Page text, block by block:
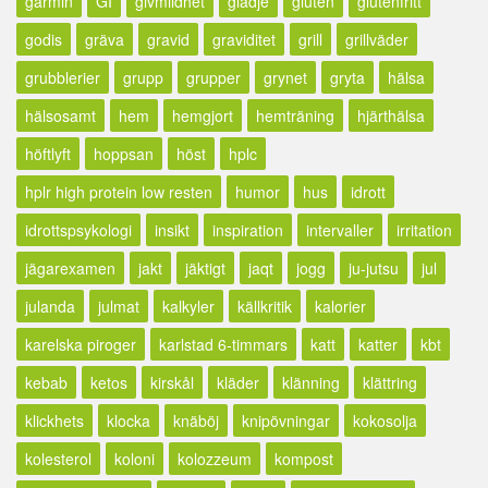
godis
gräva gravid graviditet grill
grillväder
grubblerier
grupp grupper grynet gryta
hälsa
hälsosamt
hem hemgjort hemträning
hjärthälsa
höftlyft
hoppsan höst
hplc
hplr high protein low resten
humor hus
idrott
idrottspsykologi
insikt inspiration intervaller
irritation
jägarexamen
jakt jäktigt jaqt jogg ju-jutsu
jul
julanda
julmat kalkyler källkritik
kalorier
karelska piroger
karlstad 6-timmars katt katter
kbt
kebab
ketos kirskål kläder klänning
klättring
klickhets
klocka knäböj knipövningar
kokosolja
kolesterol
koloni kolozzeum
kompost